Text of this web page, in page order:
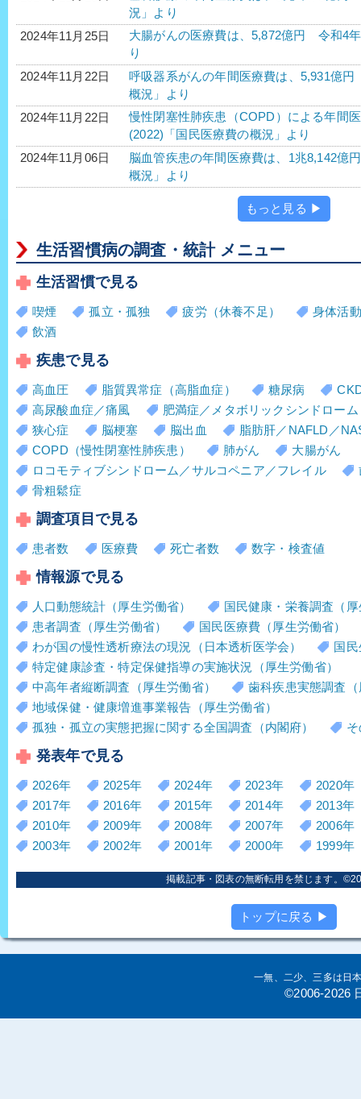
況」より
2024年11月25日
大腸がんの医療費は、5,872億円 令和4
り
2024年11月22日
呼吸器系がんの年間医療費は、5,931億
概況」より
2024年11月22日
慢性閉塞性肺疾患（COPD）による年間
(2022)「国民医療費の概況」より
2024年11月06日
脳血管疾患の年間医療費は、1兆8,142
概況」より
もっと見る ▶
生活習慣病の調査・統計 メニュー
生活習慣で見る
喫煙 孤立・孤独 疲労（休養不足）
身体活
飲酒
疾患で見る
高血圧 脂質異常症（高脂血症） 糖尿病
高尿酸血症／痛風
肥満症／メタボリックシンドローム
狭心症
脳梗塞 脳出血
脂肪肝／NAFLD／
COPD（慢性閉塞性肺疾患）
肺がん
大腸がん
ロコモティブシンドローム／サルコペニア／フレイル
骨粗鬆症
調査項目で見る
患者数 医療費 死亡者数 数字・検査値
情報源で見る
人口動態統計（厚生労働省）
国民健康・栄養調査（
患者調査（厚生労働省）
国民医療費（厚生労働省）
わが国の慢性透析療法の現況（日本透析医学会）
国
特定健康診査・特定保健指導の実施状況（厚生労働省）
中高年者縦断調査（厚生労働省）
歯科疾患実態調査
地域保健・健康増進事業報告（厚生労働省）
孤独・孤立の実態把握に関する全国調査（内閣府）
発表年で見る
2026年 2025年 2024年 2023年
2020年
2017年
2016年 2015年 2014年
2013年
2010年
2009年 2008年 2007年
2006年
2003年
2002年 2001年 2000年 1999年
掲載記事・図表の無断転用を禁じます。
トップに戻る ▶
一無、二少、三多は日
©2006-2026